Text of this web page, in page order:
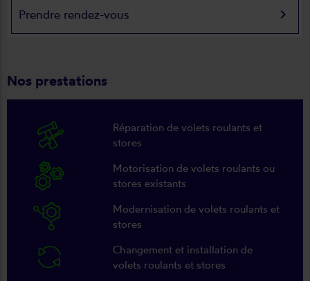
Prendre rendez-vous keyboard_arrow_right
Nos prestations
Réparation de volets roulants et
stores
Motorisation de volets roulants ou
stores existants
Modernisation de volets roulants et
stores
Changement et installation de
volets roulants et stores